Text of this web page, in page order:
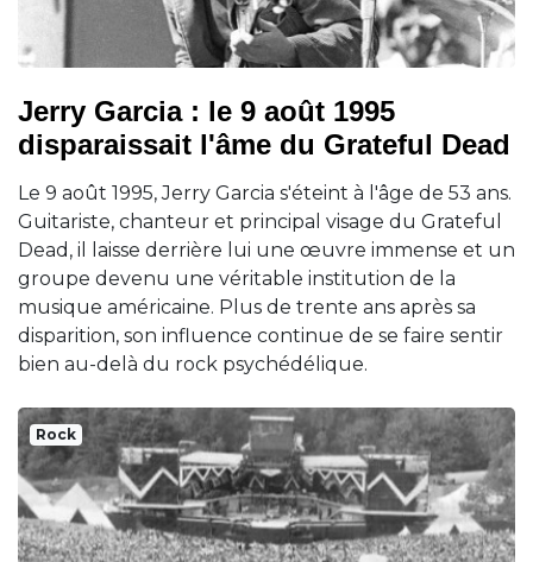
Jerry Garcia : le 9 août 1995
disparaissait l'âme du Grateful Dead
Le 9 août 1995, Jerry Garcia s'éteint à l'âge de 53 ans.
Guitariste, chanteur et principal visage du Grateful
Dead, il laisse derrière lui une œuvre immense et un
groupe devenu une véritable institution de la
musique américaine. Plus de trente ans après sa
disparition, son influence continue de se faire sentir
bien au-delà du rock psychédélique.
Rock